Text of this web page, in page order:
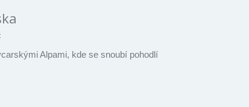
Alpami, kde se snoubí pohodlí